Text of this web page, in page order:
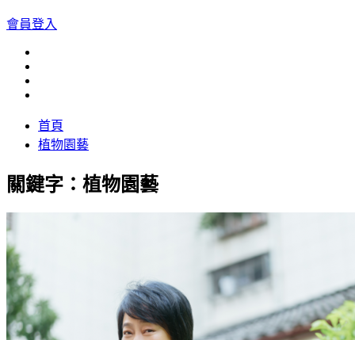
會員登入
首頁
植物園藝
關鍵字：植物園藝